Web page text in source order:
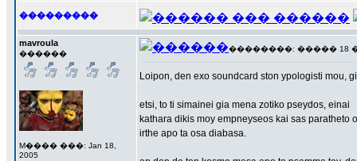
���������
mavroula
������
M���� ���: Jan 18,
2005
��������: ����� 18 ���
Loipon, den exo soundcard ston ypologisti mou,
etsi, to ti simainei gia mena zotiko pseydos, einai
kathara dikis moy empneyseos kai sas paratheto
irthe apo ta osa diabasa.